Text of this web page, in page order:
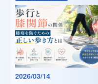
2026/03/14